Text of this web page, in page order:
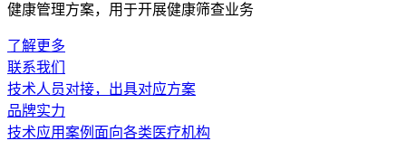
健康管理方案，用于开展健康筛查业务
了解更多
联系我们
技术人员对接，出具对应方案
品牌实力
技术应用案例面向各类医疗机构